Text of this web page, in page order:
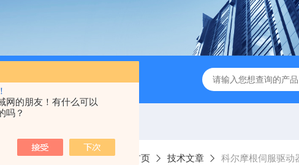
网的朋友！有什么可以
吗？
统故障报警分析 全系列ABB变频器ACS88*代码F0010报警维
当前位置： 首页 技术文章 科尔摩根伺服驱动